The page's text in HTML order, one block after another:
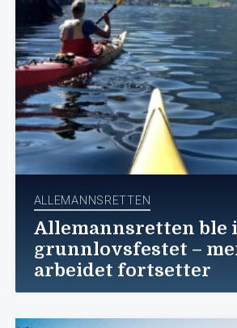
ALLEMANNSRETTEN
Allemannsretten ble
grunnlovsfestet –
arbeidet fortsetter